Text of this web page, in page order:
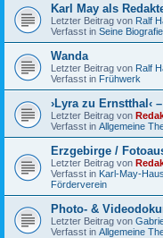
Karl May als
Letzter Beitrag von Ralf
Verfasst in Seine
Wanda
Letzter Beitrag von Ralf
Verfasst in Frühwerk
›Lyra zu Ernstthal‹
Letzter Beitrag von
Verfasst in Allgemeine
Erzgebirge /
Letzter Beitrag von
Verfasst in Karl-May-
Förderverein
Photo- &
Letzter Beitrag von
Verfasst in Allgemeine